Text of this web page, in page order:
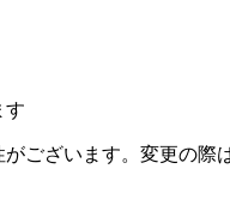
す
ございます。変更の際